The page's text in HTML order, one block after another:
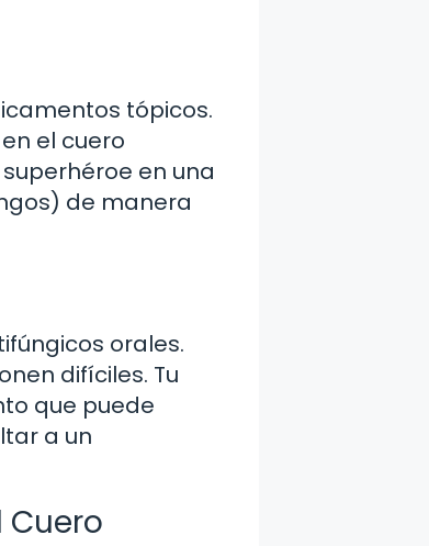
tópicos.
el cuero
en una
de manera
orales.
difíciles. Tu
que puede
a un
Cuero